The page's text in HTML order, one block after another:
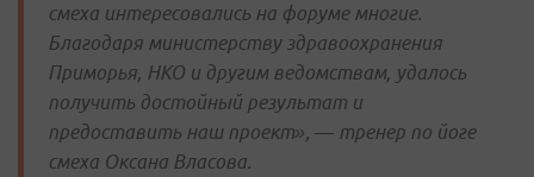
смеха интересовались на форуме многие.
Благодаря министерству здравоохранения
Приморья, НКО и другим ведомствам, удалось
получить достойный результат и
предоставить наш проект», — тренер по йоге
смеха Оксана Власова.